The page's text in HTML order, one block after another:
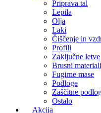
Priprava tal
Lepila
Olja
Laki
Čiščenje in
Profili
Zaključne letve
Brusni materiali
Fugirne mase
Podloge
Zaščitne
Ostalo
Akcija